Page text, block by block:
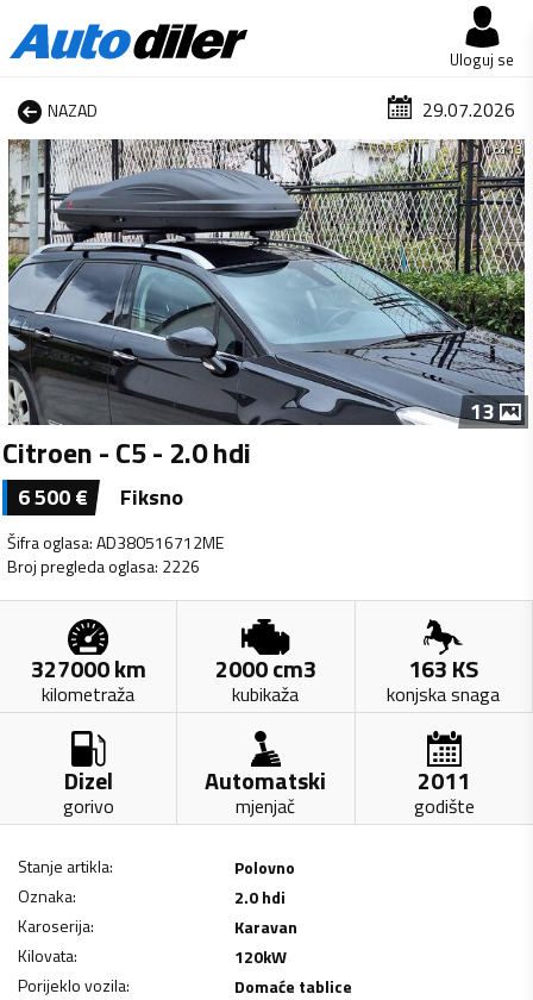
Uloguj se
NAZAD 29.07.2026
1 od 13
13
Citroen - C5 - 2.0 hdi
6 500€ Fiksno
Šifra oglasa:AD380516712ME
Broj pregleda oglasa: 2226
327000km
kilometraža
2000cm3
kubikaža
163KS
konjska snaga
Dizel
gorivo
Automatski
mjenjač
2011
godište
Stanje artikla:
Polovno
Oznaka:
2.0 hdi
Karoserija:
Karavan
Kilovata: 120kW
Porijeklo vozila:
Domaće tablice